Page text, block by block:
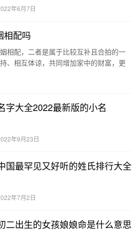
年6月7日
相配吗
相配，二者是属于比较互补且合拍的一
、相互体谅，共同增加家中的财富，更
字大全2022最新版的小名
年9月23日
国最罕见又好听的姓氏排行大全
年7月2日
二出生的女孩娘娘命是什么意思